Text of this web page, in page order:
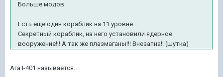
Больше модов.
Есть еще один кораблик на 11 уровне...
Секретный кораблик, на него установили ядерное
вооружение!!! А так же плазмаганы!!! Внезапна!! (шутка)
Ага I-401 называется..